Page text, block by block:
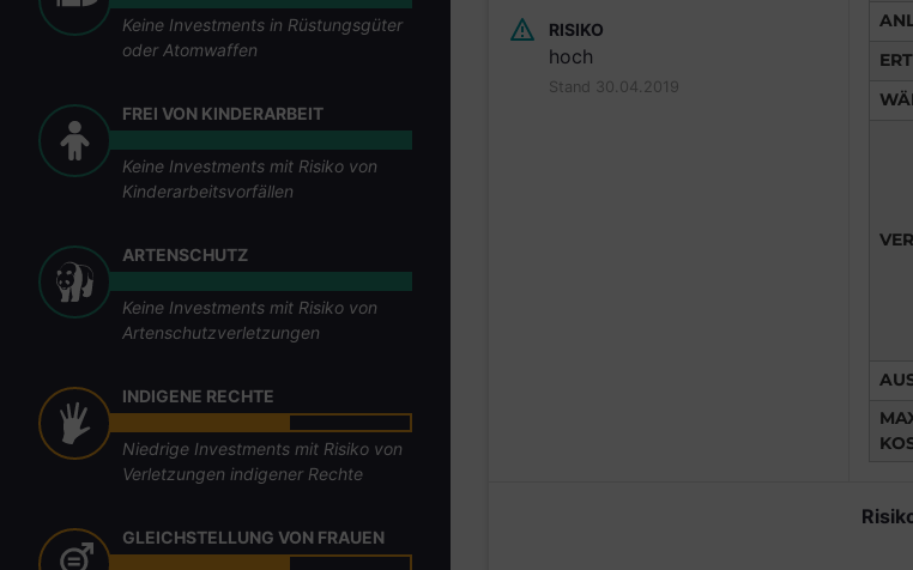
Keine Investments in Rüstungsgüter
oder Atomwaffen
FREI VON KINDERARBEIT
Keine Investments mit Risiko von
Kinderarbeitsvorfällen
ARTENSCHUTZ
Keine Investments mit Risiko von
Artenschutzverletzungen
INDIGENE RECHTE
Niedrige Investments mit Risiko von
Verletzungen indigener Rechte
GLEICHSTELLUNG VON FRAUEN
RISIKO
hoch
Stand 30.04.2019